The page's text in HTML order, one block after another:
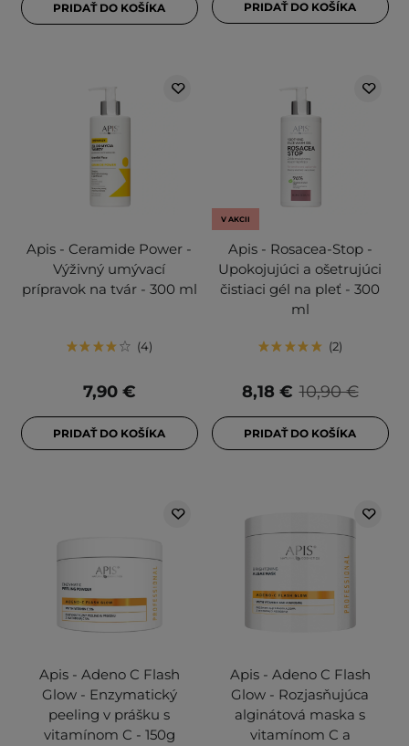
PRIDAŤ DO KOŠÍKA PRIDAŤ DO KOŠÍKA
Apis - Ceramide Power -
Výživný umývací
prípravok na tvár - 300 ml
4
7,90 €
PRIDAŤ DO KOŠÍKA
V AKCII
Apis - Rosacea-Stop -
Upokojujúci a ošetrujúci
čistiaci gél na pleť - 300
ml
2
10,90 €
8,18 €
PRIDAŤ DO KOŠÍKA
Apis - Adeno C Flash
Glow - Enzymatický
peeling v prášku s
vitamínom C - 150g
Apis - Adeno C Flash
Glow - Rozjasňujúca
alginátová maska s
vitamínom C a